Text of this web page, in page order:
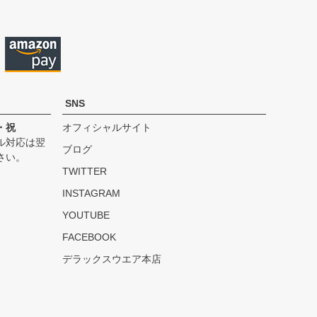
祝
対応は翌
。
SNS
オフィシャルサイト
ブログ
TWITTER
INSTAGRAM
YOUTUBE
FACEBOOK
デラックスウエア本店